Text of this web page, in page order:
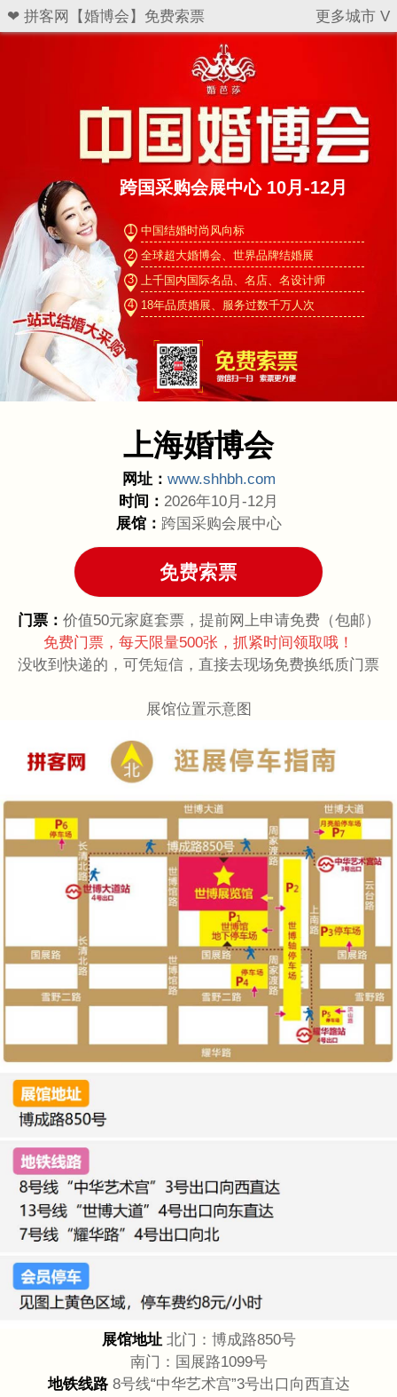
❤ 拼客网【婚博会】免费索票 更多城市 V
跨国采购会展中心 10月-12月
1 中国结婚时尚风向标
2 全球超大婚博会、世界品牌结婚展
3 上千国内国际名品、名店、名设计师
4
18年品质婚展、服务过数千万人次
上海婚博会
网址： www.shhbh.com
时间： 2026年10月-12月
展馆： 跨国采购会展中心
门票： 价值50元家庭套票，提前网上申请免费（包邮）
免费门票，每天限量500张，抓紧时间领取哦！
没收到快递的，可凭短信，直接去现场免费换纸质门票
展馆位置示意图
展馆地址 北门：博成路850号
南门：国展路1099号
地铁线路 8号线“中华艺术宫”3号出口向西直达